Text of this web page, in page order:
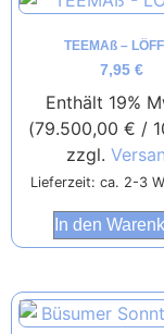
TEEMAß –
7,95 €
Enthält 19%
(79.500,00 € /
zzgl.
Lieferzeit: ca. 2-3
In den